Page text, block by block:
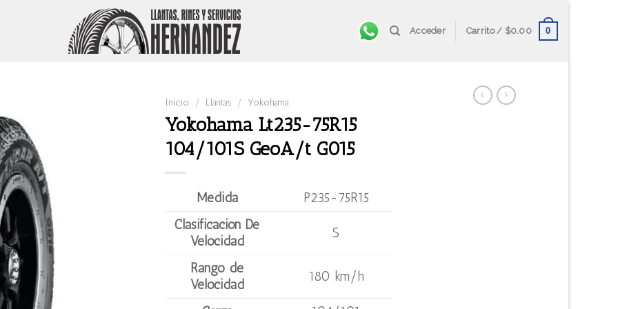
Acceder Carrito / $0.00 0
Inicio / Llantas / Yokohama
Yokohama Lt235-75R15
104/101S GeoA/t G015
Medida
P235-75R15
Clasificación De
Velocidad
S
Rango de
Velocidad
180 km/h